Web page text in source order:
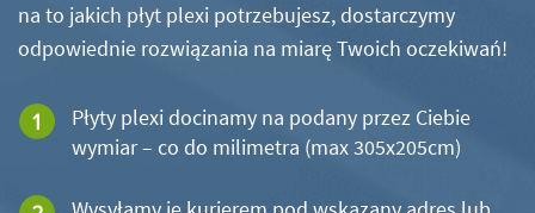
na to jakich płyt plexi potrzebujesz, dostarczymy
odpowiednie rozwiązania na miarę Twoich oczekiwań!
Płyty plexi docinamy na podany przez Ciebie
wymiar – co do milimetra (max 305x205cm)